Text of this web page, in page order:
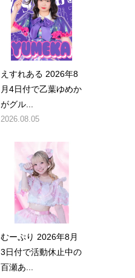
えすれある 2026年8
月4日付で乙葉ゆめか
がグル...
2026.08.05
むーぷり 2026年8月
3日付で活動休止中の
百瀬あ...